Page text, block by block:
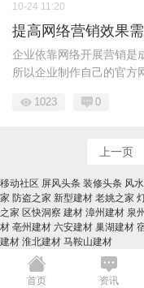
10-24 11:20
提高网络营销效果
企业依靠网络开展营销是
所以企业制作自己的官方
1023 0
上一页
移动社区 屏风头条 装修头条 风
家 防盗之家 新型建材 老姚之家
之家 区快洞察 建材 漳州建材 泉
材 亳州建材 六安建材 巢湖建材
建材 淮北建材 马鞍山建材
首页 资讯